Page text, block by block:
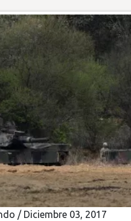
/ Diciembre 03, 2017